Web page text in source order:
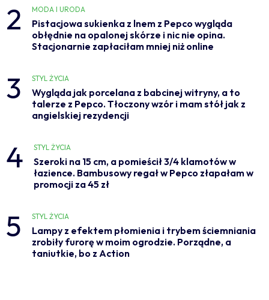
2 MODA I URODA
Pistacjowa sukienka z lnem z Pepco wygląda
obłędnie na opalonej skórze i nic nie opina.
Stacjonarnie zapłaciłam mniej niż online
3 STYL ŻYCIA
Wygląda jak porcelana z babcinej witryny, a to
talerze z Pepco. Tłoczony wzór i mam stół jak z
angielskiej rezydencji
4 STYL ŻYCIA
Szeroki na 15 cm, a pomieścił 3/4 klamotów w
łazience. Bambusowy regał w Pepco złapałam w
promocji za 45 zł
5 STYL ŻYCIA
Lampy z efektem płomienia i trybem ściemniania
zrobiły furorę w moim ogrodzie. Porządne, a
taniutkie, bo z Action